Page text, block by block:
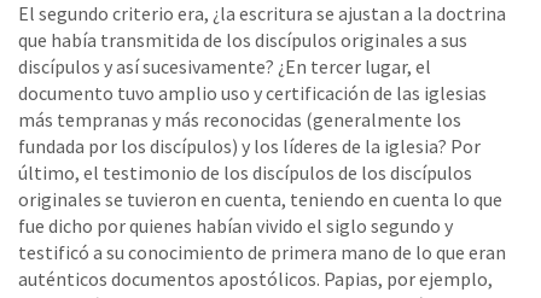
El segundo criterio era, ¿la escritura se ajustan a la doctrina
que había transmitida de los discípulos originales a sus
discípulos y así sucesivamente? ¿En tercer lugar, el
documento tuvo amplio uso y certificación de las iglesias
más tempranas y más reconocidas (generalmente los
fundada por los discípulos) y los líderes de la iglesia? Por
último, el testimonio de los discípulos de los discípulos
originales se tuvieron en cuenta, teniendo en cuenta lo que
fue dicho por quienes habían vivido el siglo segundo y
testificó a su conocimiento de primera mano de lo que eran
auténticos documentos apostólicos. Papias, por ejemplo,